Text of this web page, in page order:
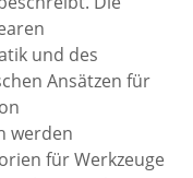
und des
Ansätzen für
werden
für Werkzeuge